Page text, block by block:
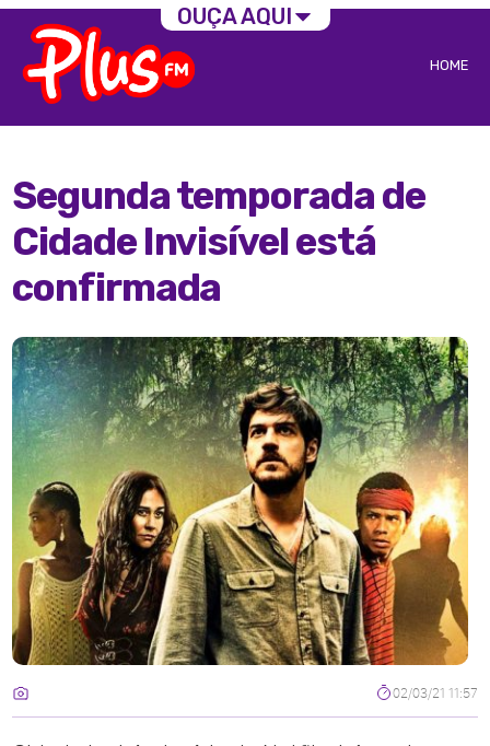
HOME
Segunda temporada de
Cidade Invisível está
confirmada
02/03/21 11:57
OUÇA AQUI